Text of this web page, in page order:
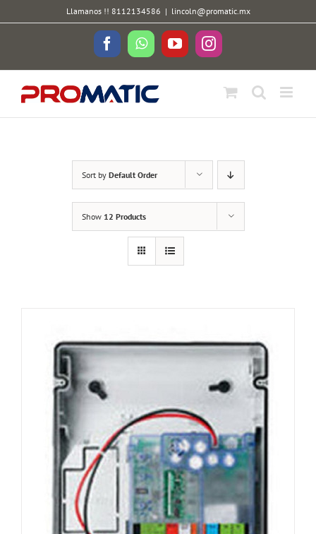
to
Llamanos !! 8112134586 | lincoln@promatic.mx
FacebookWhatsAppYouTubeInstagram
Sort by Default Order
Show 12 Products